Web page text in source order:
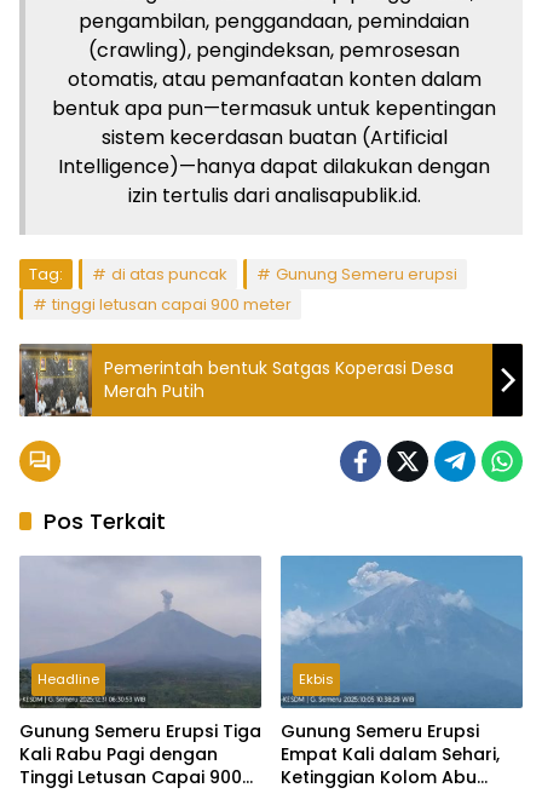
pengambilan, penggandaan, pemindaian
(crawling), pengindeksan, pemrosesan
otomatis, atau pemanfaatan konten dalam
bentuk apa pun—termasuk untuk kepentingan
sistem kecerdasan buatan (Artificial
Intelligence)—hanya dapat dilakukan dengan
izin tertulis dari analisapublik.id.
Tag: di atas puncak
Gunung Semeru erupsi
tinggi letusan capai 900 meter
Pemerintah bentuk Satgas Koperasi Desa
Merah Putih
Pos Terkait
Headline
Gunung Semeru Erupsi Tiga
Kali Rabu Pagi dengan
Tinggi Letusan Capai 900
Ekbis
Gunung Semeru Erupsi
Empat Kali dalam Sehari,
Ketinggian Kolom Abu